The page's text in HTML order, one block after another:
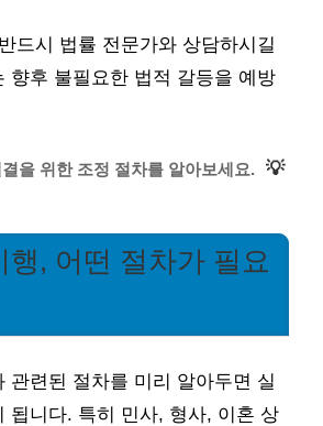
드시 법률 전문가와 상담하시길
향후 불필요한 법적 갈등을 예방
을 위한 조정 절차를 알아보세요. 💡
행, 어떤 절차가 필요
관련된 절차를 미리 알아두면 실
됩니다. 특히 민사, 형사, 이혼 상